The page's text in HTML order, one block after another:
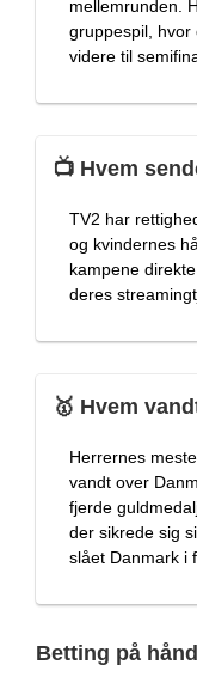
mellemrunden.
gruppespil, hvor
videre til
📺 Hvem
TV2 har
og kvindernes
kampene
deres
🥇 Hvem
Herrernes
vandt over
fjerde
der sikrede sig
slået Danmark i
Betting på